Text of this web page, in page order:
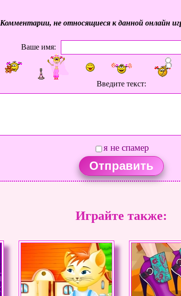
Комментарии, не относящиеся к данной онлайн
Ваше имя:
Введите текст:
я не спамер
Играйте также: